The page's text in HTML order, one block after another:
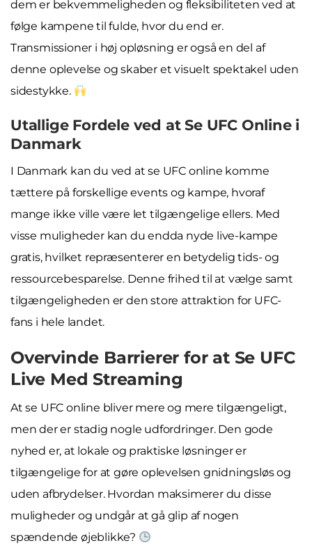
dem er bekvemmeligheden og fleksibiliteten ved at
følge kampene til fulde, hvor du end er.
Transmissioner i høj opløsning er også en del af
denne oplevelse og skaber et visuelt spektakel uden
sidestykke.
Utallige Fordele ved at Se UFC Online i
Danmark
I Danmark kan du ved at se UFC online komme
tættere på forskellige events og kampe, hvoraf
mange ikke ville være let tilgængelige ellers. Med
visse muligheder kan du endda nyde live-kampe
gratis, hvilket repræsenterer en betydelig tids- og
ressourcebesparelse. Denne frihed til at vælge samt
tilgængeligheden er den store attraktion for UFC-
fans i hele landet.
Overvinde Barrierer for at Se UFC
Live Med Streaming
At se UFC online bliver mere og mere tilgængeligt,
men der er stadig nogle udfordringer. Den gode
nyhed er, at lokale og praktiske løsninger er
tilgængelige for at gøre oplevelsen gnidningsløs og
uden afbrydelser. Hvordan maksimerer du disse
muligheder og undgår at gå glip af nogen
spændende øjeblikke?